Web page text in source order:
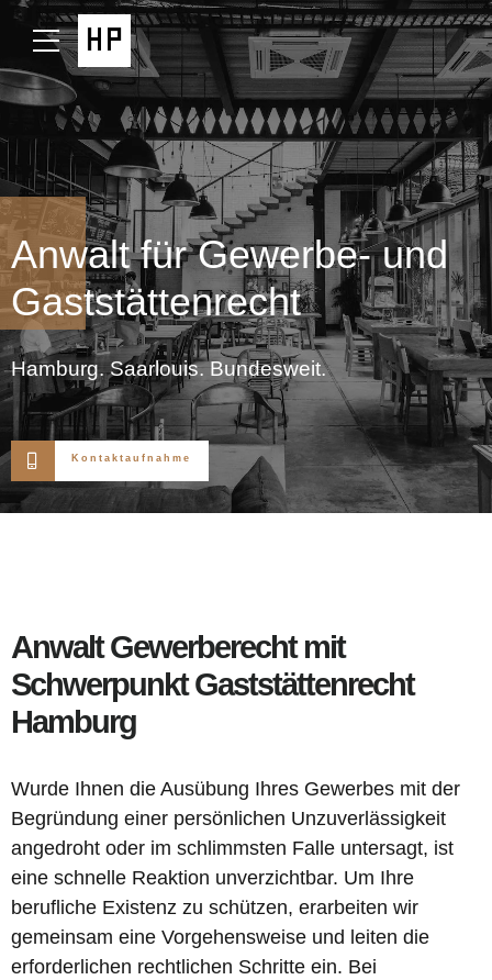
Anwalt für Gewerbe- und
Gaststättenrecht
Hamburg. Saarlouis. Bundesweit.
Kontaktaufnahme
Anwalt Gewerberecht mit
Schwerpunkt Gaststättenrecht
Hamburg
Wurde Ihnen die Ausübung Ihres Gewerbes mit der
Begründung einer persönlichen Unzuverlässigkeit
angedroht oder im schlimmsten Falle untersagt, ist
eine schnelle Reaktion unverzichtbar. Um Ihre
berufliche Existenz zu schützen, erarbeiten wir
gemeinsam eine Vorgehensweise und leiten die
erforderlichen rechtlichen Schritte ein. Bei